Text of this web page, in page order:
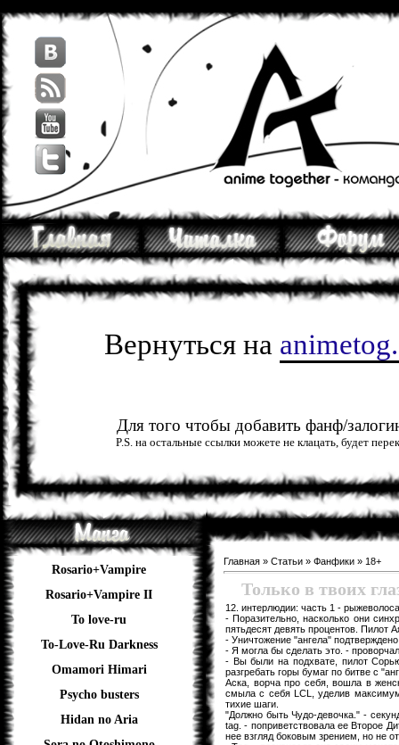
Вернуться на
Для того чтобы добавить фанф/
P.S. на остальные ссылки можете не клацать, будет
Rosario+Vampire
Rosario+Vampire II
To love-ru
To-Love-Ru Darkness
Omamori Himari
Psycho busters
Hidan no Aria
Главная » Статьи » Фанфики » 18+
Только в твоих
12. интерлюдии: часть 1 -
- Поразительно, насколько они
пятьдесят девять процентов. Пилот
- Уничтожение "ангела"
- Я могла бы сделать это. -
- Вы были на подхвате, пилот
разгребать горы бумаг по битве с
Аска, ворча про себя, вошла в
смыла с себя LCL, уделив
тихие шаги.
"Должно быть Чудо-девочка." -
tag. - поприветствовала ее Второе
нее взгляд боковым зрением, но не